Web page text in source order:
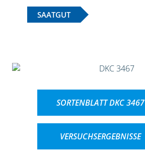
SAATGUT
SORTENBLATT DKC 3467
VERSUCHSERGEBNISSE